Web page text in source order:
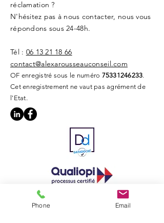
réclamation ?
N'hésitez pas à nous contacter, nous vous
répondons sous 24-48h.
Tél : 06 13 21 18 66
contact@alexarousseauconseil.com
OF enregistré sous le numéro 75331246233.
Cet enregistrement ne vaut pas agrément de
l'Etat.
Phone Email